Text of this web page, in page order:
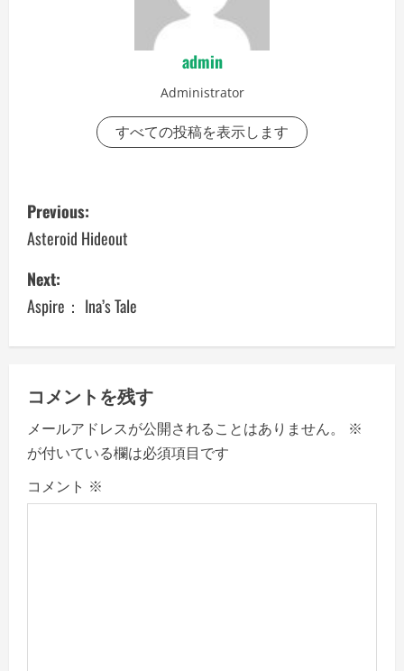
admin
Administrator
すべての投稿を表示します
P
o
s
t
n
a
v
i
g
Previous:
Asteroid Hideout
Next:
Aspire： Ina’s Tale
コメントを残す
メールアドレスが公開されることはありません。
※
が付いている欄は必須項目です
コメント ※